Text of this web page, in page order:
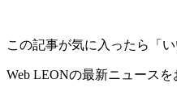
この記事が気に入ったら「
Web LEONの最新ニュースを